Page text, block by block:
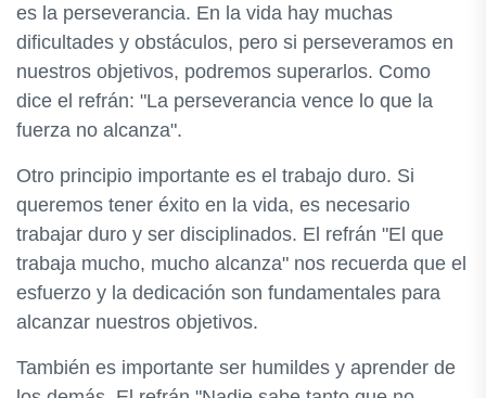
es la perseverancia. En la vida hay muchas
dificultades y obstáculos, pero si perseveramos en
nuestros objetivos, podremos superarlos. Como
dice el refrán: "La perseverancia vence lo que la
fuerza no alcanza".
Otro principio importante es el trabajo duro. Si
queremos tener éxito en la vida, es necesario
trabajar duro y ser disciplinados. El refrán "El que
trabaja mucho, mucho alcanza" nos recuerda que el
esfuerzo y la dedicación son fundamentales para
alcanzar nuestros objetivos.
También es importante ser humildes y aprender de